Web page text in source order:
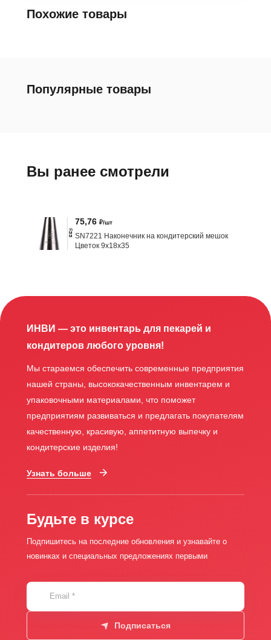
Похожие товары
Популярные товары
Вы ранее смотрели
75,76 ₽/шт
SN7221 Наконечник на кондитерский мешок
Цветок 9х18х35
ИНВИ — это инвентарь для пекарей и
кондитеров любого уровня!
Мы стараемся обеспечить современные предприятия
нашей страны, высококачественным инвентарем и
упаковочными материалами, что поможет
предприятиям развиваться и предлагать покупателям
качественную, красивую, аппетитную выпечку и
кондитерские изделия!
Узнать больше
Будьте в курсе
Подпишитесь на последние обновления и узнавайте о
новинках и специальных предложениях первыми
Email *
Подписаться